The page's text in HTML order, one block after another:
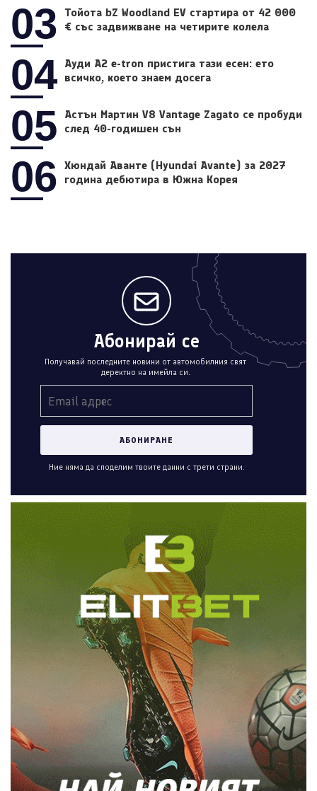
03
Тойота bZ Woodland EV стартира от 42 000
€ със задвижване на четирите колела
04 Ауди A2 e-tron пристига тази есен: ето
всичко, което знаем досега
05
Астън Мартин V8 Vantage Zagato се пробуди
след 40-годишен сън
06
Хюндай Аванте (Hyundai Avante) за 2027
година дебютира в Южна Корея
Абонирай се
Получавай последните новини от автомобилния свят
деректно на имейла си.
Ние няма да споделим твоите данни с трети страни.